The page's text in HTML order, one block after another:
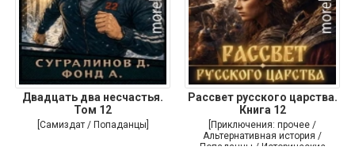
Двадцать два несчастья.
Том 12
[Самиздат / Попаданцы]
Рассвет русского царства.
Книга 12
[Приключения: прочее /
Альтернативная история /
Попаданцы / Исторические